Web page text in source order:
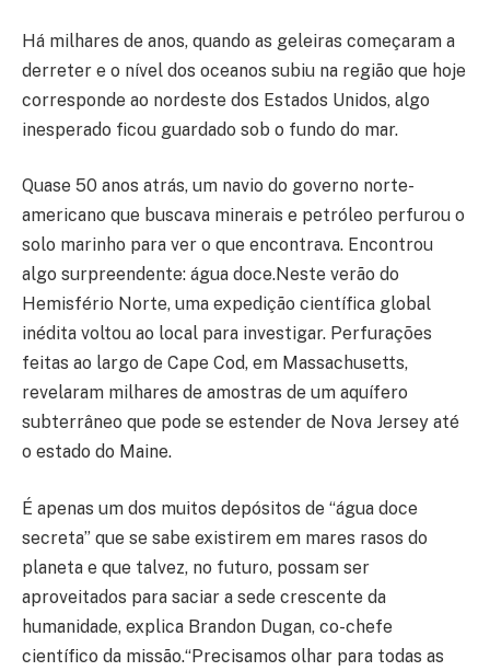
Há milhares de anos, quando as geleiras começaram a
derreter e o nível dos oceanos subiu na região que hoje
corresponde ao nordeste dos Estados Unidos, algo
inesperado ficou guardado sob o fundo do mar.
Quase 50 anos atrás, um navio do governo norte-
americano que buscava minerais e petróleo perfurou o
solo marinho para ver o que encontrava. Encontrou
algo surpreendente: água doce.Neste verão do
Hemisfério Norte, uma expedição científica global
inédita voltou ao local para investigar. Perfurações
feitas ao largo de Cape Cod, em Massachusetts,
revelaram milhares de amostras de um aquífero
subterrâneo que pode se estender de Nova Jersey até
o estado do Maine.
É apenas um dos muitos depósitos de “água doce
secreta” que se sabe existirem em mares rasos do
planeta e que talvez, no futuro, possam ser
aproveitados para saciar a sede crescente da
humanidade, explica Brandon Dugan, co-chefe
científico da missão.“Precisamos olhar para todas as